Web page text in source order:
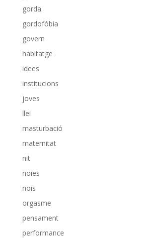
gorda
gordofóbia
govern
habitatge
idees
institucions
joves
llei
masturbació
maternitat
nit
noies
nois
orgasme
pensament
performance